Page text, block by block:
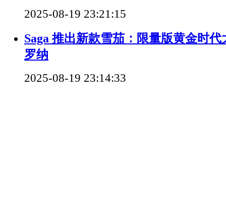
2025-08-19 23:21:15
Saga 推出新款雪茄：限量版黄金时代
罗纳
2025-08-19 23:14:33